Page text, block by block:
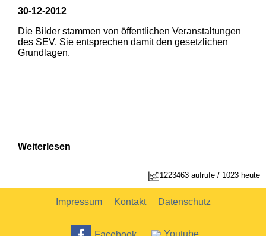
1 2
30-12-2012
Die Bilder stammen von öffentlichen Veranstaltungen
des SEV. Sie entsprechen damit den gesetzlichen
Grundlagen.
Weiterlesen
1223463 aufrufe / 1023 heute
Impressum Kontakt Datenschutz